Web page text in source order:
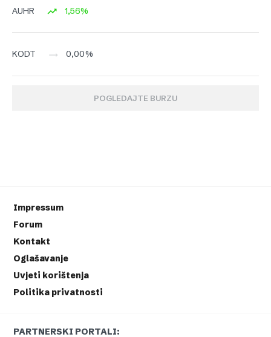
AUHR 1,56%
KODT 0,00%
POGLEDAJTE BURZU
Impressum
Forum
Kontakt
Oglašavanje
Uvjeti korištenja
Politika privatnosti
PARTNERSKI PORTALI: